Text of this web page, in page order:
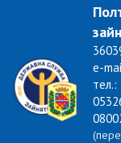
e-
тел.: